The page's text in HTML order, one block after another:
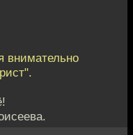
внимательно